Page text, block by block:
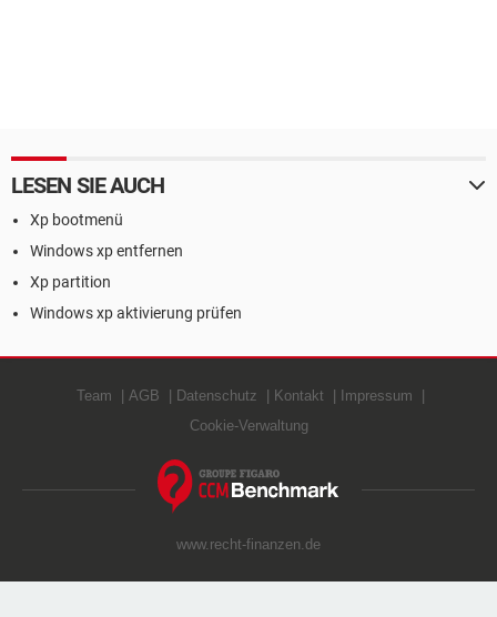
LESEN SIE AUCH
Xp bootmenü
Windows xp entfernen
Xp partition
Windows xp aktivierung prüfen
Team AGB Datenschutz Kontakt
Impressum
Cookie-Verwaltung
www.recht-finanzen.de